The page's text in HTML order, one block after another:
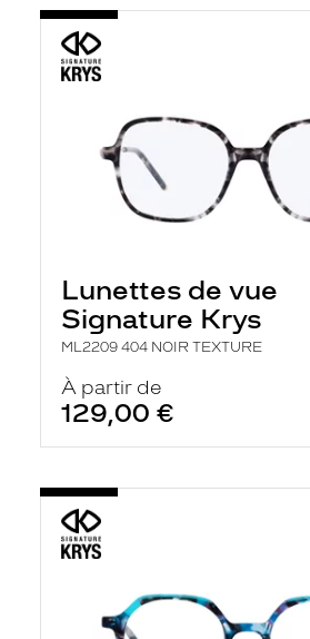
Lunettes de vue
Signature Krys
ML2209 404 NOIR TEXTURE
À partir de
129,00 €